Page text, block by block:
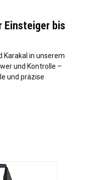
Einsteiger bis
Karakal in unserem
und Kontrolle –
und präzise